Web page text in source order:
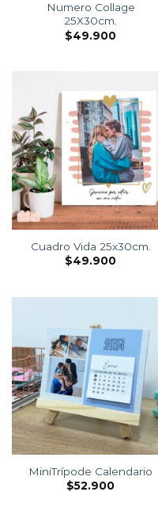
Numero Collage
25X30cm.
$49.900
Cuadro Vida 25x30cm.
$49.900
MiniTrípode Calendario
$52.900